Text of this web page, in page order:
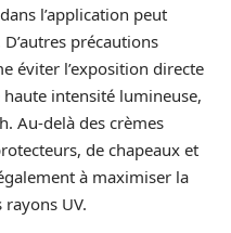
l’application peut
précautions
éviter l’exposition directe
intensité lumineuse,
Au-delà des crèmes
de chapeaux et
à maximiser la
UV.